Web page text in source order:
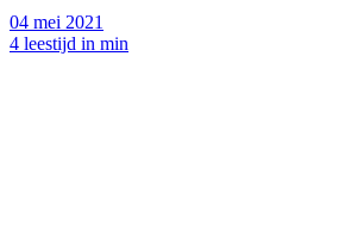
04 mei 2021
4 leestijd in min